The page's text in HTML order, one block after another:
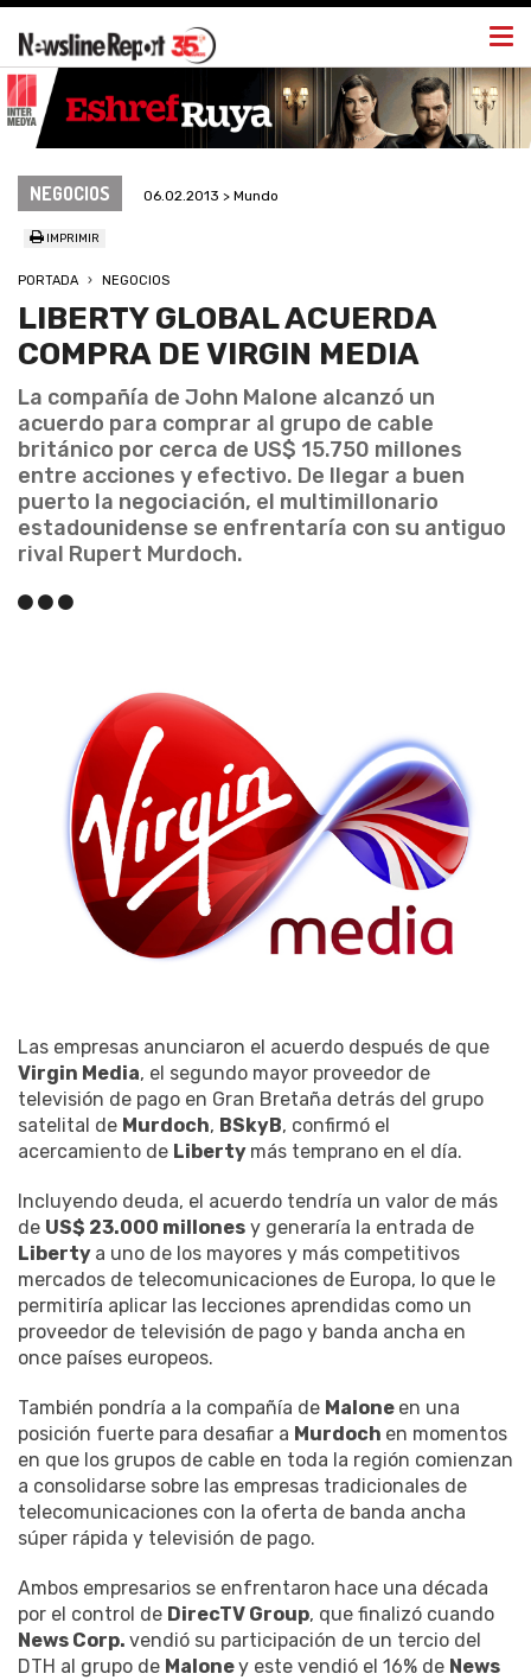
NEGOCIOS 06.02.2013 > Mundo
IMPRIMIR
PORTADA NEGOCIOS
LIBERTY GLOBAL ACUERDA
COMPRA DE VIRGIN MEDIA
La compañía de John Malone alcanzó un
acuerdo para comprar al grupo de cable
británico por cerca de US$ 15.750 millones
entre acciones y efectivo. De llegar a buen
puerto la negociación, el multimillonario
estadounidense se enfrentaría con su antiguo
rival Rupert Murdoch.
Las empresas anunciaron el acuerdo después de que
Virgin Media, el segundo mayor proveedor de
televisión de pago en Gran Bretaña detrás del grupo
satelital de Murdoch, BSkyB, confirmó el
acercamiento de Liberty más temprano en el día.
Incluyendo deuda, el acuerdo tendría un valor de más
de US$ 23.000 millones y generaría la entrada de
Liberty a uno de los mayores y más competitivos
mercados de telecomunicaciones de Europa, lo que le
permitiría aplicar las lecciones aprendidas como un
proveedor de televisión de pago y banda ancha en
once países europeos.
También pondría a la compañía de Malone en una
posición fuerte para desafiar a Murdoch en momentos
en que los grupos de cable en toda la región comienzan
a consolidarse sobre las empresas tradicionales de
telecomunicaciones con la oferta de banda ancha
súper rápida y televisión de pago.
Ambos empresarios se enfrentaron hace una década
por el control de DirecTV Group, que finalizó cuando
News Corp. vendió su participación de un tercio del
DTH al grupo de Maloney este vendió el 16% de News